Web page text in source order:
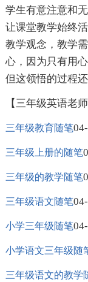
学生有意注意和
让课堂教学始终
教学观念，教学
心，因为只有用
但这领悟的过程
【三年级英语老
三年级教育随笔
三年级上册的随笔
三年级的教学随笔
三年级语文随笔
小学三年级随笔
小学语文三年级随
三年级语文的教学